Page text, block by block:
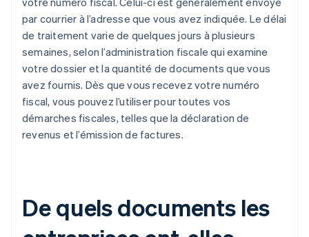
par courrier à l’adresse que vous avez indiquée. Le délai
de traitement varie de quelques jours à plusieurs
semaines, selon l’administration fiscale qui examine
votre dossier et la quantité de documents que vous
avez fournis. Dès que vous recevez votre numéro
fiscal, vous pouvez l’utiliser pour toutes vos
démarches fiscales, telles que la déclaration de
revenus et l’émission de factures.
De quels documents les